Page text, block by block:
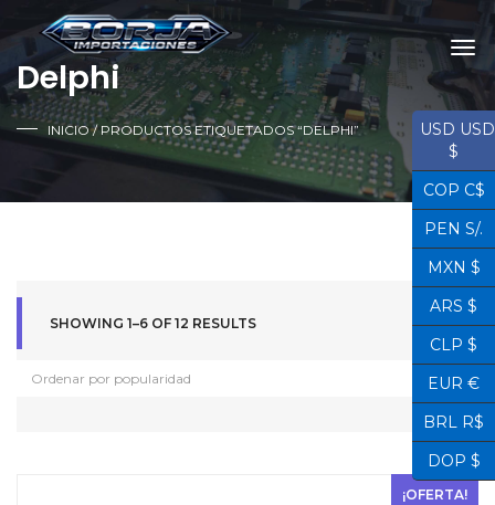
Delphi
INICIO/ PRODUCTOS ETIQUETADOS “DELPHI”
SHOWING 1–6 OF 12 RESULTS
¡OFERTA!
USD USD
$
COP C$
PEN S/.
MXN $
ARS $
CLP $
EUR €
BRL R$
DOP $